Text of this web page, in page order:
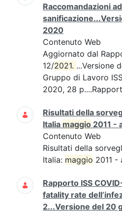
Raccomandazioni
2020
Contenuto Web
Aggiornato dal
12/2021. ...Versione
Gruppo di Lavoro
2020, 28
Risultati della
Italia maggio 2011 -
Contenuto Web
Risultati della
Italia: maggio 2011 -
Rapporto ISS
fatality rate
2...Versione del 20